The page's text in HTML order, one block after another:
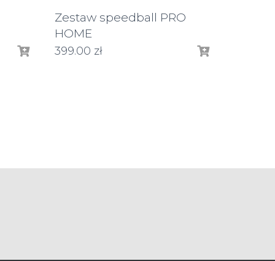
Zestaw speedball PRO
HOME
399.00 zł